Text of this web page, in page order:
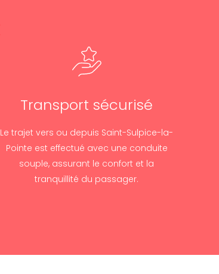
Transport sécurisé
Le trajet vers ou depuis Saint-Sulpice-la-
Pointe est effectué avec une conduite
souple, assurant le confort et la
tranquillité du passager.